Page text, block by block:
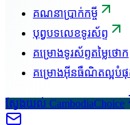
គណនាប្រាក់កម្ចី
បុព្វបទលេខទូរស័ព្ទ
គម្រោងទូរស័ព្ទតម្លៃថោក
គម្រោងអ៊ីនធឺណិតល្អបំផុ
ស្វែងយល់ CambodiaChoice